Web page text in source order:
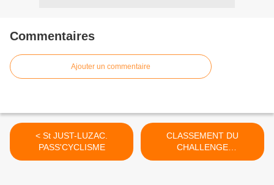
Commentaires
Ajouter un commentaire
< St JUST-LUZAC.
PASS'CYCLISME
CLASSEMENT DU
CHALLENGE
PASS'CYCLISME >